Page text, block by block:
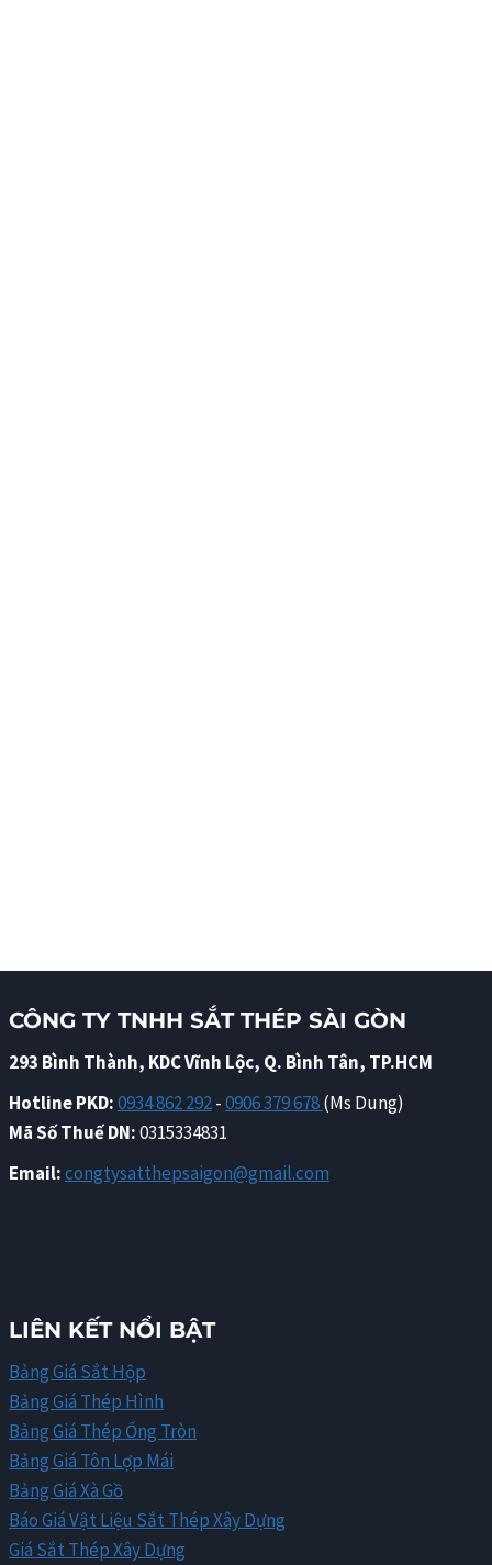
CÔNG TY TNHH SẮT THÉP SÀI GÒN
293 Bình Thành, KDC Vĩnh Lộc, Q. Bình Tân, TP.HCM
Hotline PKD:0934 862 292-0906 379 678(Ms Dung)
Mã Số Thuế DN:0315334831
Email:congtysatthepsaigon@gmail.com
LIÊN KẾT NỔI BẬT
Bảng Giá Sắt Hộp
Bảng Giá Thép Hình
Bảng Giá Thép Ống Tròn
Bảng Giá Tôn Lợp Mái
Bảng Giá Xà Gồ
Báo Giá Vật Liệu Sắt Thép Xây Dựng
Giá Sắt Thép Xây Dựng